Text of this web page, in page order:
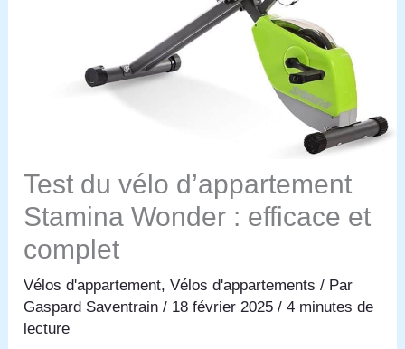
Test du vélo d’appartement
Stamina Wonder : efficace et
complet
Vélos d'appartement,Vélos d'appartements / Par
Gaspard Saventrain/ 18 février 2025/4 minutes de
lecture